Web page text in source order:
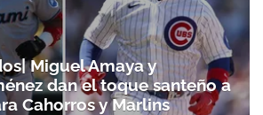
Miguel Amaya y
dan el toque santeño a
Cahorros y Marlins